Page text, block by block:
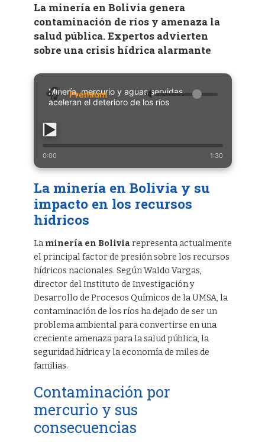
La minería en Bolivia genera
contaminación de ríos y amenaza la
salud pública. Expertos advierten
sobre una crisis hídrica alarmante
Minería, mercurio y aguas servidas
aceleran el deterioro de los ríos
🔈
0:00 1:30
La minería en Bolivia y su
impacto en los recursos
hídricos
La minería en Boliviarepresenta actualmente
el principal factor de presión sobre los recursos
hídricos nacionales. Según Waldo Vargas,
director del Instituto de Investigación y
Desarrollo de Procesos Químicos de la UMSA, la
contaminación de los ríos ha dejado de ser un
problema ambiental para convertirse en una
creciente amenaza para la salud pública, la
seguridad hídrica y la economía de miles de
familias.
Contaminación por
mercurio y sus
consecuencias